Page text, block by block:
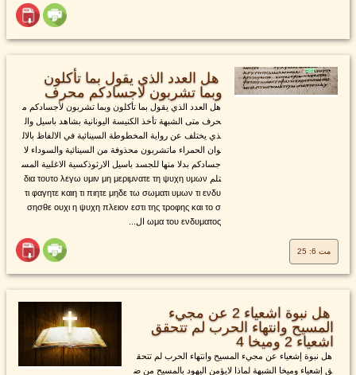
هل العدد الذي يقول بما تأكلون
وبما تشربون لاجسادكم محرف
هل العدد الذي يقول بما تأكلون وبما تشربون لأجسادكم م
حرف متى الشبهة تأخذ الكنيسة اليونانية بشاهد باسيل وال
ذي يختلف عن رواية المخطوطة السينائية في الالفاظ بالال
وان الحمراء ماتشربون محذوفة من السينائية والسوداء لا
جسادكم بدلا منها للجسد باسيل الارثوذكسية الاغلبية المس
تلم δια τουτο λεγω υμιν μη μεριμνατε τη ψυχη υμων
τι φαγητε καιη τι πιητε μηδε τω σωματι υμων τι ενδυ
σησθε ουχι η ψυχη πλειον εστι της τροφης και το σ
ωμα του ενδυματος ال...
مت 6: 25
هل نبوة اشعياء 2 عن مجيء
المسيح وانتهاء الحرب لم تتحقق
اشعياء 2 وميخا 4
هل نبوة إشعياء عن مجيء المسيح وانتهاء الحرب لم تتحق
ق إشعياء وميخا الشبهة لماذا لايؤمن اليهود بالمسيح من ض